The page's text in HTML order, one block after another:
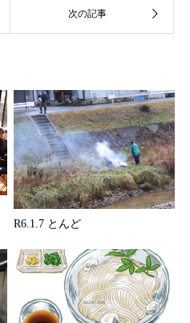
R6.1.7 とんど